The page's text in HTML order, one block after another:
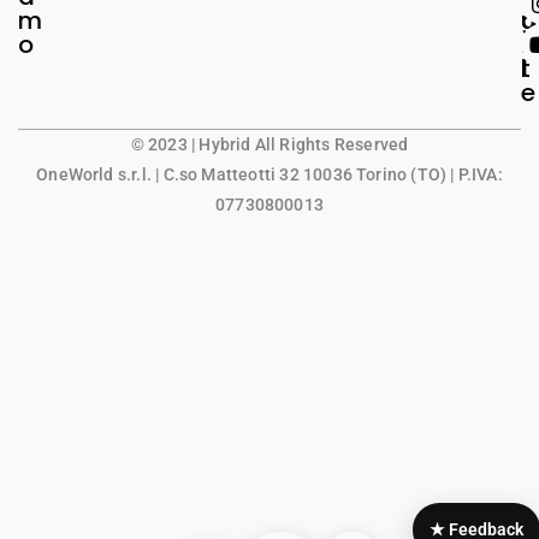
m
o
g
a
l
e
u
n
t
© 2023 | Hybrid All Rights Reserved
OneWorld s.r.l. | C.so Matteotti 32 10036 Torino (TO) | P.IVA:
07730800013
★ Feedback